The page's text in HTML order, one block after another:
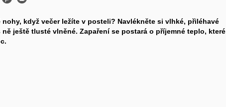
nohy, když večer ležíte v posteli? Navlékněte si vlhké, přiléhavé
ně ještě tlusté vlněné. Zapaření se postará o příjemné teplo, které